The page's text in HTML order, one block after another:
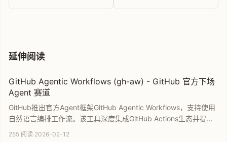
延伸阅读
GitHub Agentic Workflows (gh-aw) - GitHub 官方下场
Agent 赛道
GitHub推出官方Agent框架GitHub Agentic Workflows，支持使用
自然语言编排工作流。该工具深度集成GitHub Actions生态并提供
安全沙箱环境，能自动执行任务拆解、issue分类及PR审查。作为
255 阅读·2026-02-12